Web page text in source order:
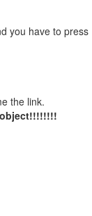
you have to
the link.